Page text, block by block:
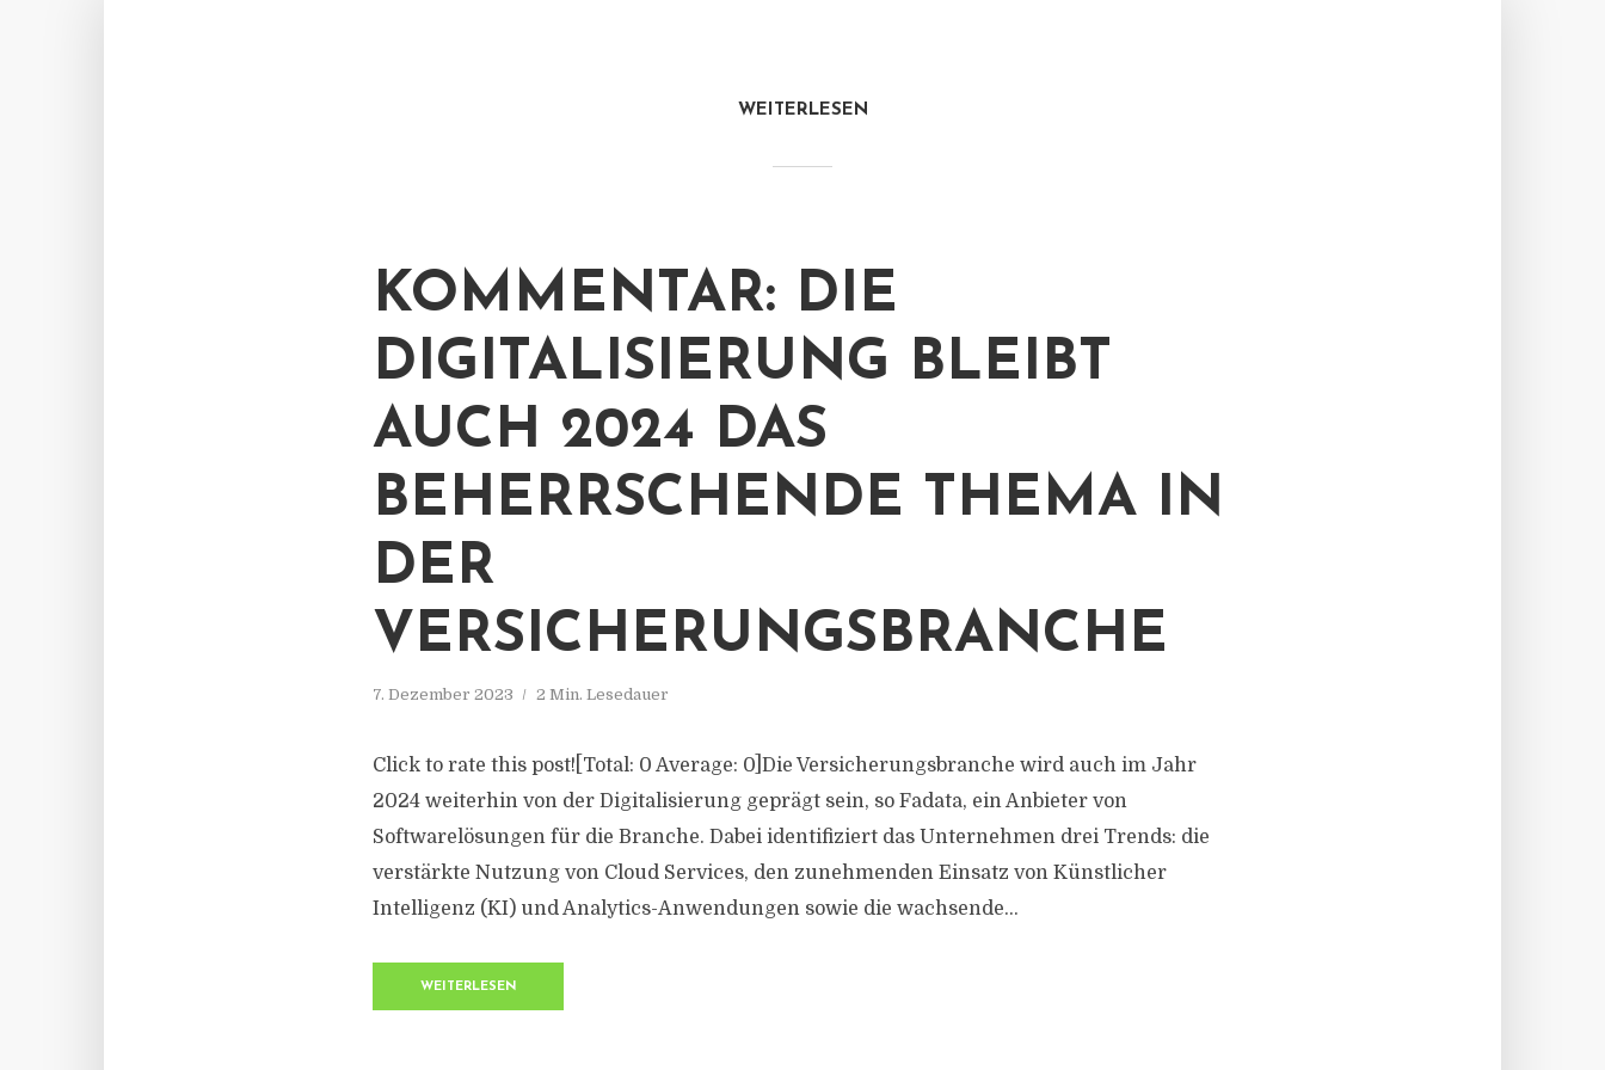
WEITERLESEN
KOMMENTAR: DIE
DIGITALISIERUNG BLEIBT
AUCH 2024 DAS
BEHERRSCHENDE THEMA IN
DER
VERSICHERUNGSBRANCHE
7. Dezember 2023 2 Min. Lesedauer
Click to rate this post![Total: 0 Average: 0]Die Versicherungsbranche wird auch im Jahr
2024 weiterhin von der Digitalisierung geprägt sein, so Fadata, ein Anbieter von
Softwarelösungen für die Branche. Dabei identifiziert das Unternehmen drei Trends: die
verstärkte Nutzung von Cloud Services, den zunehmenden Einsatz von Künstlicher
Intelligenz (KI) und Analytics-Anwendungen sowie die wachsende...
WEITERLESEN